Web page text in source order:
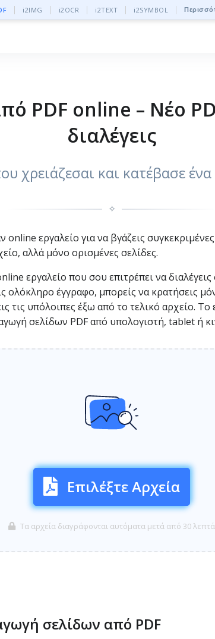
i2IMG i2OCR i2TEXT i2SYMBOL
PDF online – Νέο
διαλέγεις
χρειάζεσαι και κατέβασε
✧
εργαλείο για να βγάζεις
αλλά μόνο ορισμένες σελίδες.
εργαλείο που σου επιτρέπει να διαλέγεις
ολόκληρο έγγραφο, μπορείς να κρατήσεις
τις υπόλοιπες έξω από το τελικό αρχείο.
σελίδων PDF από υπολογιστή, tablet ή
Επιλέξτε Αρχεία
Τα αρχεία διαγράφονται αυτόματα μετά από 30 λεπτά
σελίδων από PDF